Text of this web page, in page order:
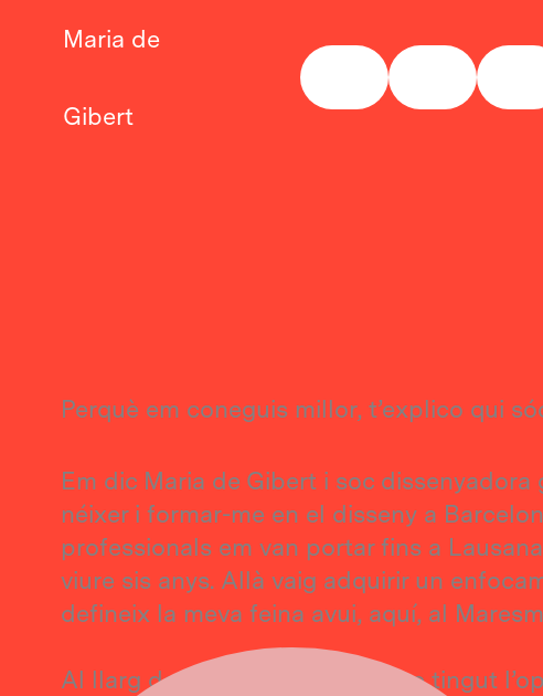
Maria de
Gibert
Perquè em coneguis millor, t’explico qui
Em dic Maria de Gibert i soc dissenyadora
néixer i formar-me en el disseny a
professionals em van portar fins a
viure sis anys. Allà vaig adquirir un
defineix la meva feina avui, aquí, al
Al llarg de la meva trajectòria he tingut